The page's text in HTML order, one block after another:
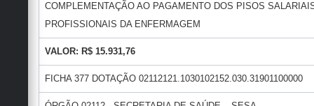
COMPLEMENTAÇÃO AO PAGAMENTO DOS PISOS
PROFISSIONAIS DA ENFERMAGEM
VALOR: R$ 15.931,76
FICHA 377 DOTAÇÃO 02112121.1030102152.030.31901100000